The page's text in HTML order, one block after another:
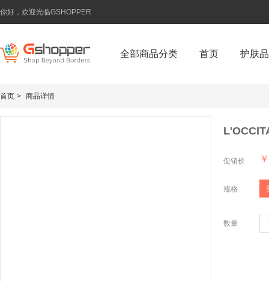
你好，欢迎光临GSHOPPER
全部商品分类 首页 护肤品
首页 > 商品详情
促销价 ￥
规格
数量